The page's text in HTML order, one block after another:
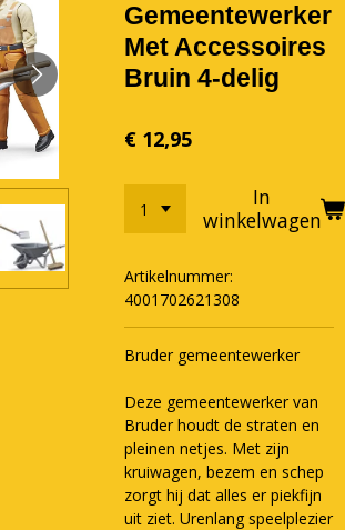
Gemeentewerker
Met Accessoires
Bruin 4-delig
€ 12,95
In
winkelwagen
Artikelnummer:
4001702621308
Bruder gemeentewerker
Deze gemeentewerker van
Bruder houdt de straten en
pleinen netjes. Met zijn
kruiwagen, bezem en schep
zorgt hij dat alles er piekfijn
uit ziet. Urenlang speelplezier